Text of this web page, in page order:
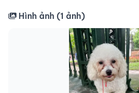
Hình ảnh (1 ảnh)